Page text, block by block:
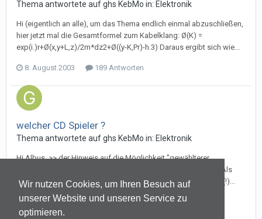
Wir nutzen Cookies, um Ihren Besuch auf
unserer Website und unseren Service zu
optimieren.
Thema antwortete aufghs KebMo in: Elektronik
Hi (eigentlich an alle), um das Thema endlich einmal abzuschließen,
hier jetzt mal die Gesamtformel zum Kabelklang: Ø(K) =
exp(i.)r+Ø(x,y+L,z)/2m*dz2+Ø((y-K,Pr)-h.3) Daraus ergibt sich wie...
8. August 2003 189 Antworten
welcher CD Spieler ?
Thema antwortete aufghs KebMo in: Elektronik
Hi Albus, >> der Hinweis auf die Möglichkeit "gewählterer
Formulierungen" gefällt mir sehr gut. << Kann ich mir denken. Als
vorrangiges Kriterium muß hier allerdings die Verständlichkeit(!)...
7. August 2003 189 Antworten